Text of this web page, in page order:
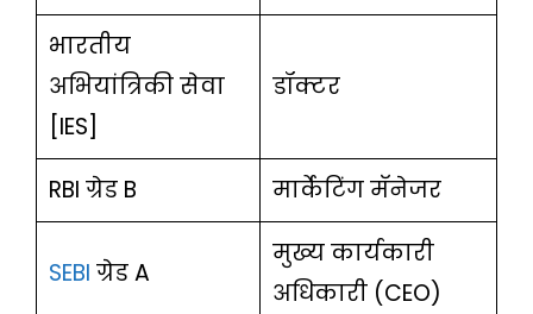
भारतीय
अभियांत्रिकी सेवा
[IES]
डॉक्टर
RBI ग्रेड B मार्केटिंग मॅनेजर
SEBI ग्रेड A
मुख्य कार्यकारी
अधिकारी (CEO)